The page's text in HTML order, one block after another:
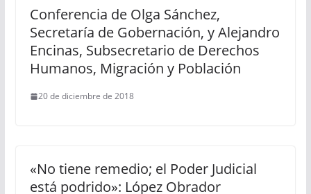
Conferencia de Olga Sánchez,
Secretaría de Gobernación, y Alejandro
Encinas, Subsecretario de Derechos
Humanos, Migración y Población
20 de diciembre de 2018
«No tiene remedio; el Poder Judicial
está podrido»: López Obrador